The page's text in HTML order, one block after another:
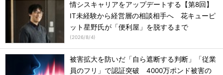
情シスキャリアをアップデートする【第8回】
IT未経験から経営層の相談相手へ 花キューピ
ット星野氏が「便利屋」を脱するまで
(2026/8/4)
被害拡大を防いだ「自ら遮断する判断」「従業
員のフリ」で認証突破 4000万ポンド被害の